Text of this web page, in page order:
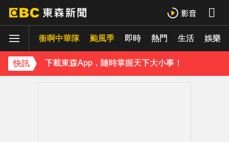
衝啊中華隊 颱風季 即時 熱門 生活 娛樂
快訊
周杰倫遭影射有私生子 杰威爾怒發132字聲明
曾號召反女權集會！36歲網紅陳屍住處 死因待查
下載東森App，隨時掌握天下大小事！